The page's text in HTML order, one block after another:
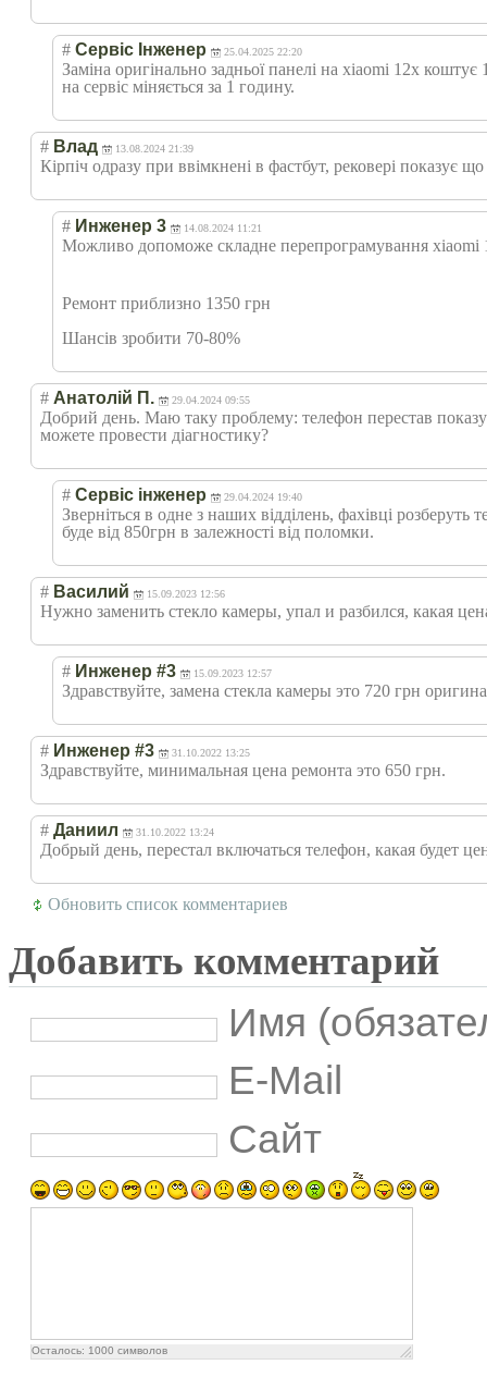
# Сервіс Інженер 25.04.2025 22:20
Заміна оригінально задньої панелі на xiaomi 12x
на сервіс міняється за 1 годину.
# Влад 13.08.2024 21:39
Кірпіч одразу при ввімкнені в фастбут, рековері показує
# Инженер 3 14.08.2024 11:21
Можливо допоможе складне перепрограмування xiaomi
Ремонт приблизно 1350 грн
Шансів зробити 70-80%
# Анатолій П. 29.04.2024 09:55
Добрий день. Маю таку проблему: телефон перестав
можете провести діагностику?
# Сервіс інженер 29.04.2024 19:40
Зверніться в одне з наших відділень, фахівці
буде від 850грн в залежності від поломки.
# Василий 15.09.2023 12:56
Нужно заменить стекло камеры, упал и разбился, какая
# Инженер #3 15.09.2023 12:57
Здравствуйте, замена стекла камеры это 720 грн
# Инженер #3 31.10.2022 13:25
Здравствуйте, минимальная цена ремонта это 650 грн.
# Даниил 31.10.2022 13:24
Добрый день, перестал включаться телефон, какая будет
Обновить список комментариев
Добавить комментарий
Имя
E-Mail
Сайт
Осталось: 1000 символов